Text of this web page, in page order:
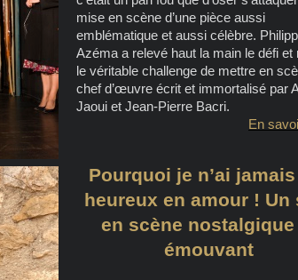
mise en scène d’une pièce aussi
emblématique et aussi célèbre.
Azéma a relevé haut la main le défi et
le véritable challenge de mettre en
chef d’œuvre écrit et immortalisé par
Jaoui et Jean-Pierre Bacri.
En
Pourquoi je n’ai
heureux en amour ! Un
en scène nostalgique
émouvant